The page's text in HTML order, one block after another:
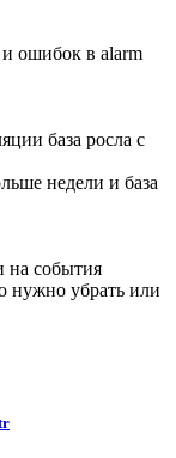
и ошибок в alarm
база росла с
недели и база
на события
нужно убрать или